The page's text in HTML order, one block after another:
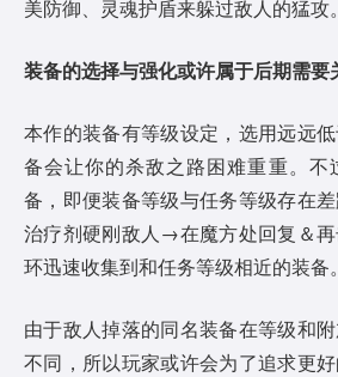
美防御、灵魂护盾来躲过敌人的猛攻。
装备的选择与强化或许属于后期需要
本作的装备有等级设定，选用远远
备会让你的杀敌之路困难重重。不
备，即便装备等级与任务等级存在
治疗剂硬刚敌人→在魔方处回复＆
环迅速收集到和任务等级相近的装备。
由于敌人掉落的同名装备在等级和
不同，所以玩家或许会为了追求更